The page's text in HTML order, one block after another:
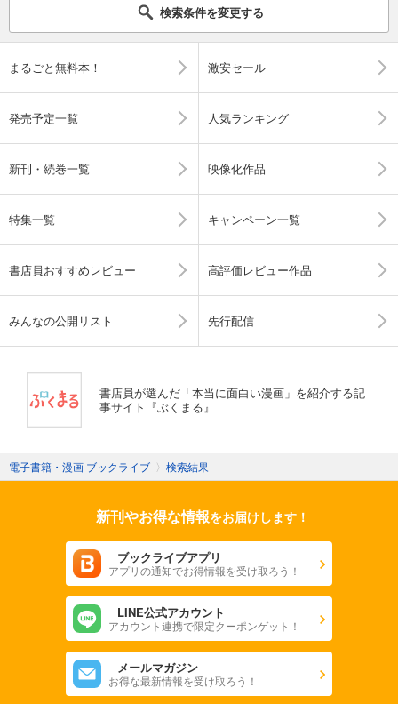
検索条件を変更する
まるごと無料本！ 激安セール
発売予定一覧 人気ランキング
新刊・続巻一覧 映像化作品
特集一覧 キャンペーン一覧
書店員おすすめレビュー 高評価レビュー作品
みんなの公開リスト 先行配信
書店員が選んだ「本当に面白い漫画」を紹介する記
事サイト『ぶくまる』
電子書籍・漫画 ブックライブ 〉 検索結果
新刊やお得な情報をお届けします！
ブックライブアプリ
アプリの通知でお得情報を受け取ろう！
LINE公式アカウント
アカウント連携で限定クーポンゲット！
メールマガジン
お得な最新情報を受け取ろう！